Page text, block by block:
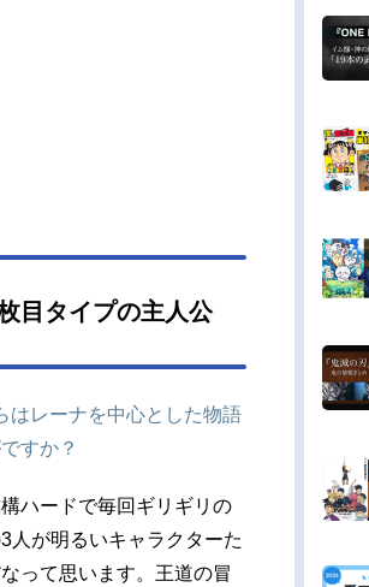
目タイプの主人公
はレーナを中心とした物語
すか？
ハードで毎回ギリギリの
人が明るいキャラクターた
って思います。王道の冒